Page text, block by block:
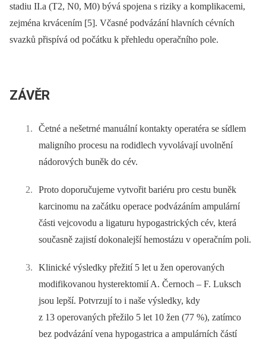
stadiu II.a (T2, N0, M0) bývá spojena s riziky a komplikacemi,
zejména krvácením [5]. Včasné podvázání hlavních cévních
svazků přispívá od počátku k přehledu operačního pole.
ZÁVĚR
Četné a nešetrné manuální kontakty operatéra se sídlem
maligního procesu na rodidlech vyvolávají uvolnění
nádorových buněk do cév.
Proto doporučujeme vytvořit bariéru pro cestu buněk
karcinomu na začátku operace podvázáním ampulární
části vejcovodu a ligaturu hypogastrických cév, která
současně zajistí dokonalejší hemostázu v operačním poli.
Klinické výsledky přežití 5 let u žen operovaných
modifikovanou hysterektomií A. Černoch –⁠ F. Luksch
jsou lepší. Potvrzují to i naše výsledky, kdy
z 13 operovaných přežilo 5 let 10 žen (77 %), zatímco
bez podvázání vena hypogastrica a ampulárních částí